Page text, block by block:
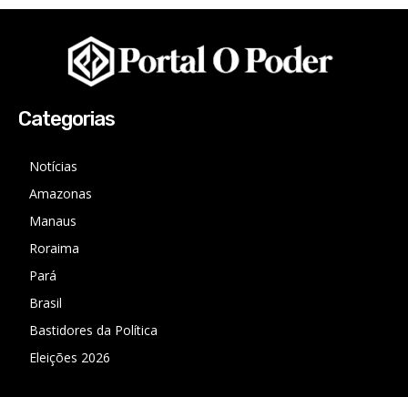
Categorias
Notícias
Amazonas
Manaus
Roraima
Pará
Brasil
Bastidores da Política
Eleições 2026